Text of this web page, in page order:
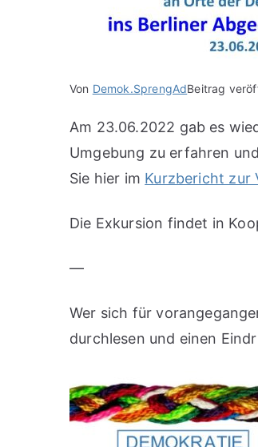
Von Demok.SprengAdBeitrag
Am 23.06.2022 gab es
Umgebung zu erfahren
Sie hier im Kurzbericht zur
Die Exkursion findet in
—
Wer sich für
durchlesen und einen